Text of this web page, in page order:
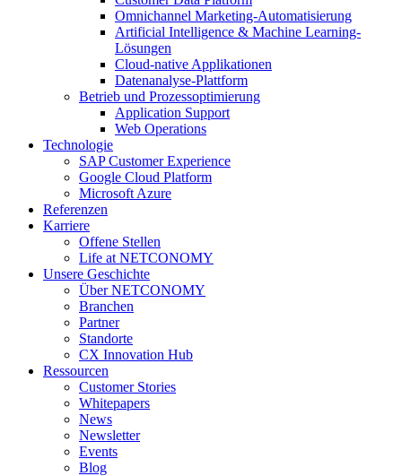
Omnichannel Marketing-Automatisierung
Artificial Intelligence & Machine Learning-
Lösungen
Cloud-native Applikationen
Datenanalyse-Plattform
Betrieb und Prozessoptimierung
Application Support
Web Operations
Technologie
SAP Customer Experience
Google Cloud Platform
Microsoft Azure
Referenzen
Karriere
Offene Stellen
Life at NETCONOMY
Unsere Geschichte
Über NETCONOMY
Branchen
Partner
Standorte
CX Innovation Hub
Ressourcen
Customer Stories
Whitepapers
News
Newsletter
Events
Blog